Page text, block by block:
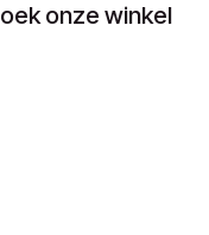
onze winkel